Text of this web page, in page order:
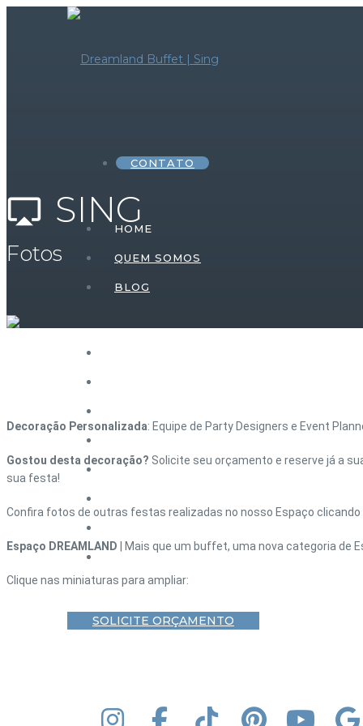
CONTATO
HOME
QUEM SOMOS
BLOG
HOME – FORMATURA
CONTATO
SOLICITE ORÇAMENTO
airplay SING
Fotos
Decoração Personalizada: Equipe de Party Designers e Event
Gostou desta decoração? Solicite seu orçamento e reserve já a
sua festa!
Confira fotos de outras festas realizadas no nosso Espaço clicando
Espaço DREAMLAND | Mais que um buffet, uma nova categoria de
Clique nas miniaturas para ampliar: